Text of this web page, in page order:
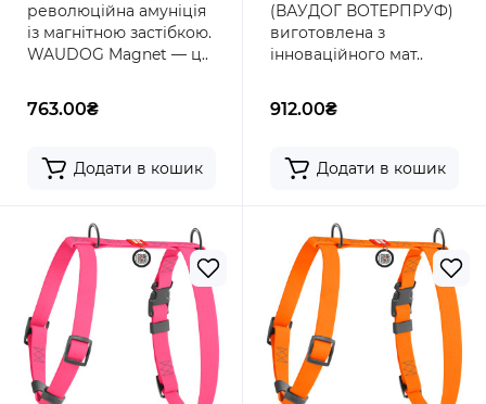
революційна амуніція
із магнітною застібкою.
WAUDOG Magnet — ц..
763.00₴
Додати в кошик
(ВАУДОГ ВОТЕРПРУФ)
виготовлена з
інноваційного мат..
912.00₴
Додати в кошик